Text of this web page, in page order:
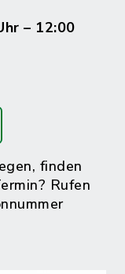
– 12:00
finden
Rufen